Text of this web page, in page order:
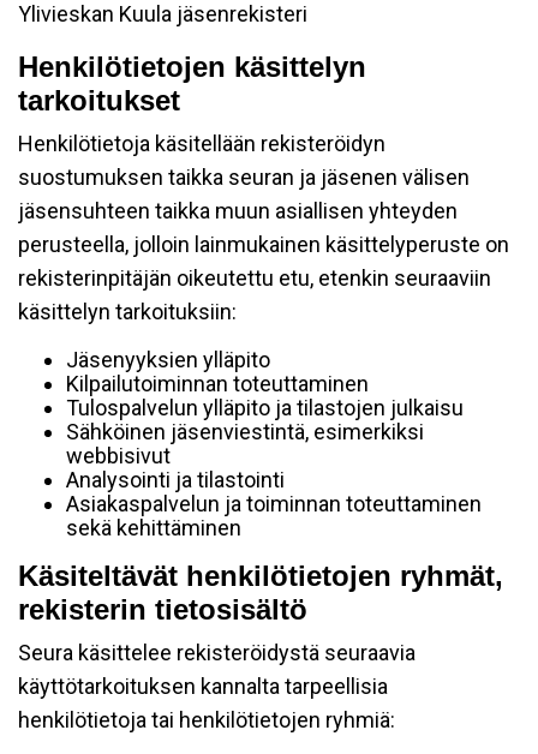
Ylivieskan Kuula jäsenrekisteri
Henkilötietojen käsittelyn
tarkoitukset
Henkilötietoja käsitellään rekisteröidyn
suostumuksen taikka seuran ja jäsenen välisen
jäsensuhteen taikka muun asiallisen yhteyden
perusteella, jolloin lainmukainen käsittelyperuste on
rekisterinpitäjän oikeutettu etu, etenkin seuraaviin
käsittelyn tarkoituksiin:
Jäsenyyksien ylläpito
Kilpailutoiminnan toteuttaminen
Tulospalvelun ylläpito ja tilastojen julkaisu
Sähköinen jäsenviestintä, esimerkiksi
webbisivut
Analysointi ja tilastointi
Asiakaspalvelun ja toiminnan toteuttaminen
sekä kehittäminen
Käsiteltävät henkilötietojen ryhmät,
rekisterin tietosisältö
Seura käsittelee rekisteröidystä seuraavia
käyttötarkoituksen kannalta tarpeellisia
henkilötietoja tai henkilötietojen ryhmiä: